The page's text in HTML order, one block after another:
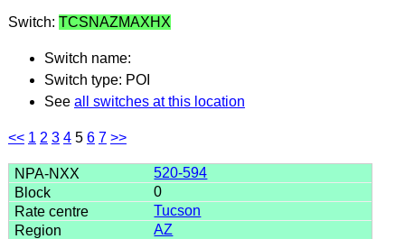
Switch: TCSNAZMAXHX
Switch name:
Switch type: POI
See all switches at this location
<< 1 2 3 4 5 6 7 >>
520-594
0
Tucson
AZ